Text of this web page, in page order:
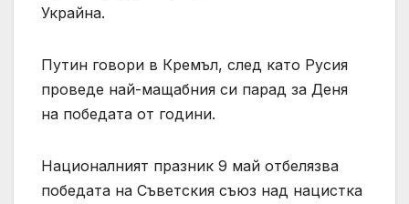
Украйна.
Путин говори в Кремъл, след като Русия
проведе най-мащабния си парад за Деня
на победата от години.
Националният празник 9 май отбелязва
победата на Съветския съюз над нацистка